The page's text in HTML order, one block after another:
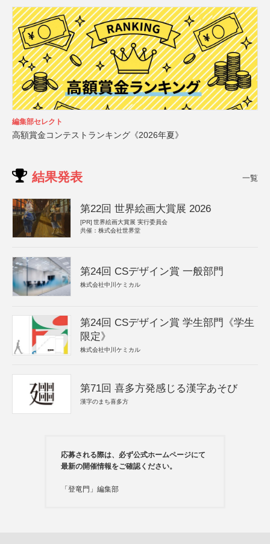
編集部セレクト
高額賞金コンテストランキング《2026年夏》
結果発表 一覧
第22回 世界絵画大賞展 2026
[PR] 世界絵画大賞展 実行委員会
共催：株式会社世界堂
第24回 CSデザイン賞 一般部門
株式会社中川ケミカル
第24回 CSデザイン賞 学生部門《学生
限定》
株式会社中川ケミカル
第71回 喜多方発感じる漢字あそび
漢字のまち喜多方
応募される際は、必ず公式ホームページにて
最新の開催情報をご確認ください。
「登竜門」編集部